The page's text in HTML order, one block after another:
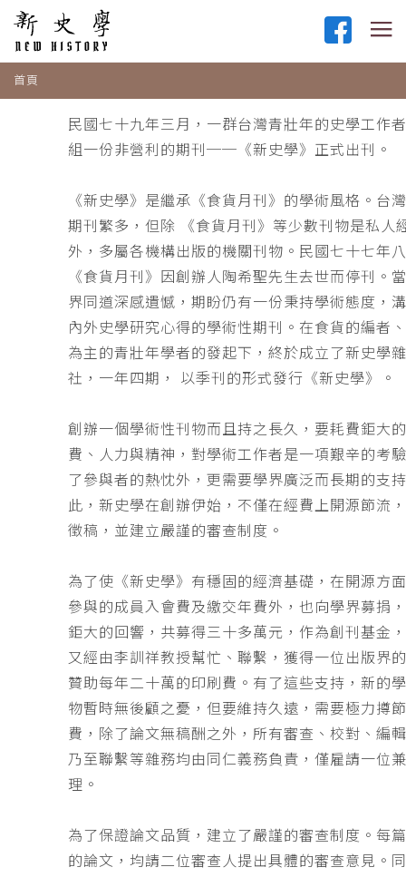
首頁
民國七十九年三月，一群台灣青壯年的史學工作
組一份非營利的期刊──《新史學》正式出刊。
《新史學》是繼承《食貨月刊》的學術風格。台
期刊繁多，但除 《食貨月刊》等少數刊物是私人
外，多屬各機構出版的機關刊物。民國七十七年
《食貨月刊》因創辦人陶希聖先生去世而停刊。
界同道深感遺憾，期盼仍有一份秉持學術態度，
內外史學研究心得的學術性期刊。在食貨的編者
為主的青壯年學者的發起下，終於成立了新史學
社，一年四期， 以季刊的形式發行《新史學》。
創辦一個學術性刊物而且持之長久，要耗費鉅大
費、人力與精神，對學術工作者是一項艱辛的考
了參與者的熱忱外，更需要學界廣泛而長期的支
此，新史學在創辦伊始，不僅在經費上開源節流
徵稿，並建立嚴謹的審查制度。
為了使《新史學》有穩固的經濟基礎，在開源方
參與的成員入會費及繳交年費外，也向學界募捐
鉅大的回響，共募得三十多萬元，作為創刊基金
又經由李訓祥教授幫忙、聯繫，獲得一位出版界
贊助每年二十萬的印刷費。有了這些支持，新的
物暫時無後顧之憂，但要維持久遠，需要極力撙
費，除了論文無稿酬之外，所有審查、校對、編
乃至聯繫等雜務均由同仁義務負責，僅雇請一位
理。
為了保證論文品質，建立了嚴謹的審查制度。每
的論文，均請二位審查人提出具體的審查意見。